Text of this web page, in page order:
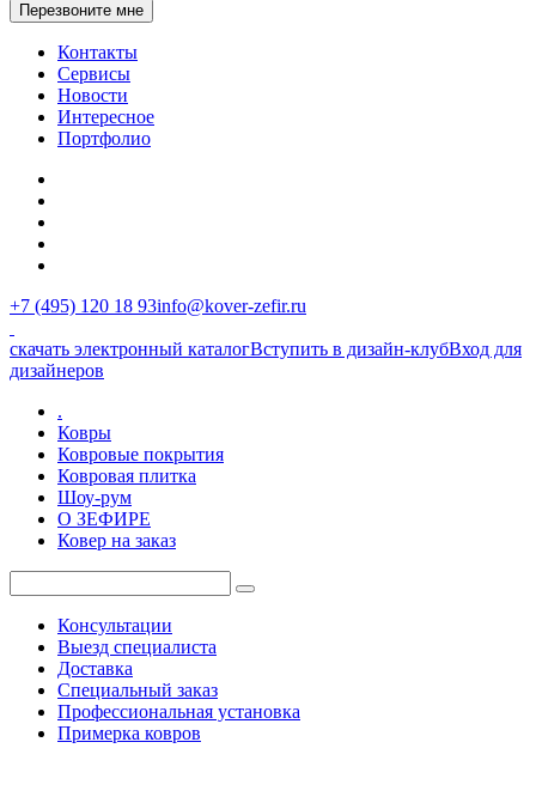
Перезвоните мне
Контакты
Сервисы
Новости
Интересное
Портфолио
+7 (495) 120 18 93info@kover-zefir.ru
скачать электронный каталогВступить в дизайн-клубВход для
дизайнеров
.
Ковры
Ковровые покрытия
Ковровая плитка
Шоу-рум
О ЗЕФИРЕ
Ковер на заказ
Консультации
Выезд специалиста
Доставка
Специальный заказ
Профессиональная установка
Примерка ковров